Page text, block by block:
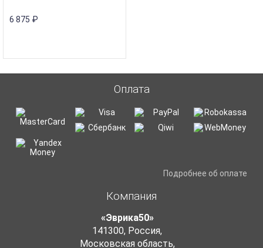
6 875 ₽
Оплата
Подробнее об оплате
Компания
«Эврика50»
141300, Россия,
Московская область,